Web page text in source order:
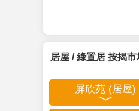
居屋 / 綠置居 按揭
屏欣苑 (居屋)